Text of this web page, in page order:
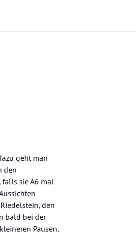
geht man
den
falls sie A6 mal
den
bald bei der
Pausen,